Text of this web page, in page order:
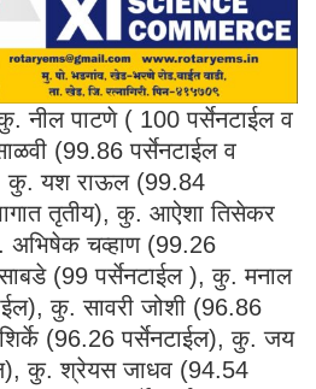
कु. नील पाटणे ( 100 पर्सेनटाईल व
(99.86 पर्सेनटाईल व
कु. यश राऊल (99.84
तृतीय), कु. आऐशा तिसेकर
अभिषेक चव्हाण (99.26
(99 पर्सेनटाईल ), कु. मनाल
कु. सावरी जोशी (96.86
(96.26 पर्सेनटाईल), कु. जय
कु. श्रेयस जाधव (94.54